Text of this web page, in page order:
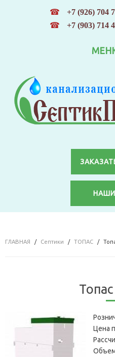
☎ +7 (926) 704
☎ +7 (903) 714
ГЛАВНАЯ Септики ТОПАС
Цена
Объем